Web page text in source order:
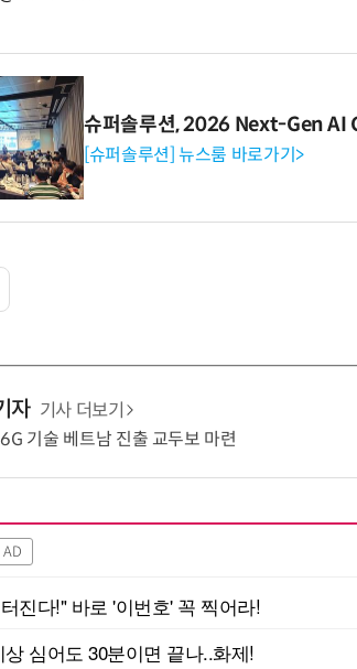
슈퍼솔루션, 2026 Next-Gen
[슈퍼솔루션] 뉴스룸 바로가기>
자 기사 더보기
기술 베트남 진출 교두보 마련
AD